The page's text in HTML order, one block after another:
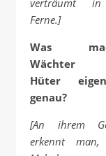
verträumt
Ferne.]
Was
Wächter
Hüter
genau?
[An ihrem
erkennt man,